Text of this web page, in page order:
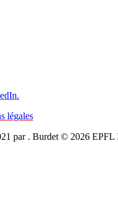
légales
par . Burdet © 2026